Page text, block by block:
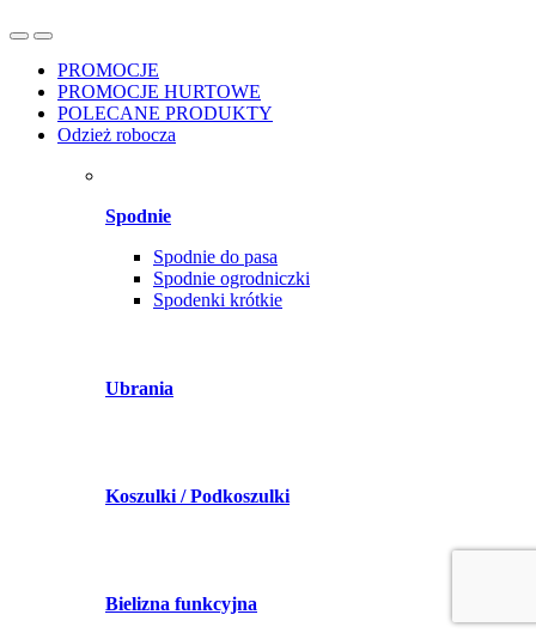
PROMOCJE
PROMOCJE HURTOWE
POLECANE PRODUKTY
Odzież robocza
Spodnie
Spodnie do pasa
Spodnie ogrodniczki
Spodenki krótkie
Ubrania
Koszulki / Podkoszulki
Bielizna funkcyjna